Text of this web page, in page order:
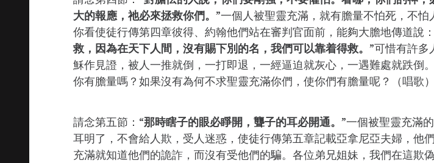
大的報應，祂必來拯救你們。 ”一個人被聖靈充滿，就有膽量不怕死，不怕
你看使徒行傳第四章彼得、約翰他們站在審判官面前，能夠大膽地傳道說
救，因為在天下人間，沒有賜下別的名，我們可以靠着得救。 ”可惜有許多
穌作見證，被人一推就倒，一打即退，一經逼迫就灰心，一遇難處就跌倒
你有膽量嗎？如果沒有為何不求聖靈充滿你們，使你們有膽量呢？（唱歌）
請念第五節：“那時瞎子的眼必睜開，聾子的耳必開通。 ”一個被聖靈充滿
耳明了，不會給人欺，受人迷惑，使徒行傳第五章記載亞拿尼亞夫婦，他
充滿就知道他們的詭詐，而沒有受他們的騙。各位弟兄姐妹，我們在這欺